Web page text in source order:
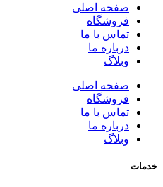
صفحه اصلی
فروشگاه
تماس با ما
درباره ما
وبلاگ
صفحه اصلی
فروشگاه
تماس با ما
درباره ما
وبلاگ
خدمات